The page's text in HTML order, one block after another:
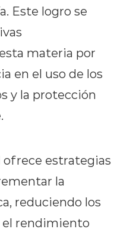
Este logro se
materia por
en el uso de los
y la protección
ofrece estrategias
la
reduciendo los
el rendimiento